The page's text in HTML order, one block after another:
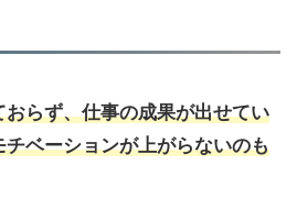
らず、仕事の成果が出せてい
ベーションが上がらないのも